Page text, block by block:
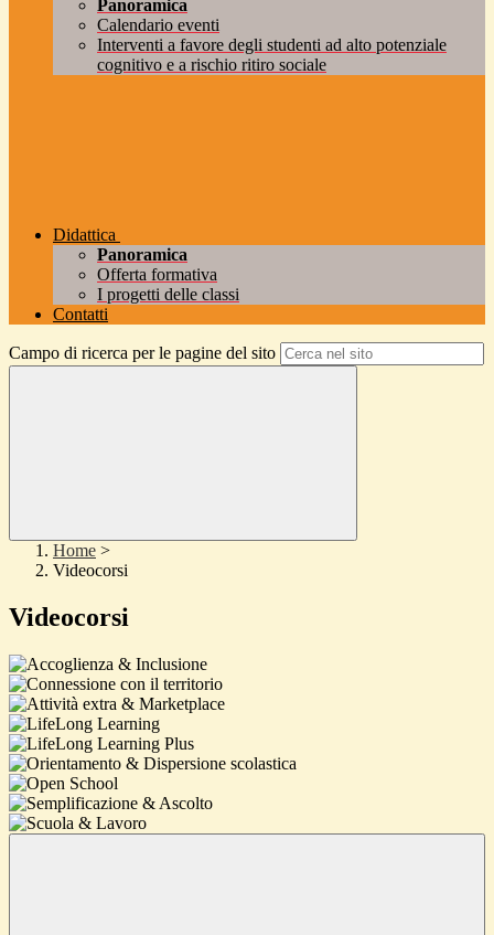
Panoramica
Calendario eventi
Interventi a favore degli studenti ad alto potenziale
cognitivo e a rischio ritiro sociale
Didattica
Panoramica
Offerta formativa
I progetti delle classi
Contatti
Campo di ricerca per le pagine del sito
Home >
Videocorsi
Videocorsi